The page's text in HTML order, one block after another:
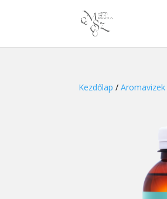
Kezdőlap /Aromavizek